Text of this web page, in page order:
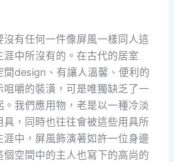
有任何一件像屏風一樣同人這
中所沒有的。在古代的居室
design、有讓人溫馨、便利的
嚼的裝潢，可是唯獨缺乏了一
我們應用物，老是以一種冷淡
，同時也往往會被這些用具所
中，屏風飾演著如許一位身邊
空間中的主人也寫下的高尚的